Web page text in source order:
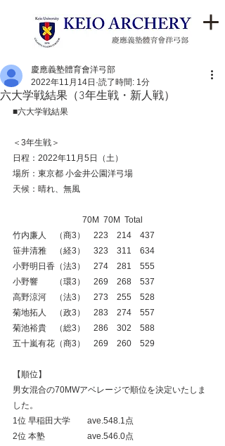
六大学戦結果（3年生戦・新人戦）
慶應義塾體育會洋弓部
2022年11月14日 読了時間: 1分
■六大学戦結果
＜3年生戦＞
日程：2022年11月5日（土）
場所：東京都 小金井公園洋弓場
天候：晴れ、無風
70M  70M  Total
竹内廉人　（商3）　223　214　437
笹井清雅　（経3）　323　311　634
小野明日香（法3）　274　281　555
小野響　　（環3）　269　268　537
高野涼河　（法3）　273　255　528
菊地拓人　（政3）　283　274　557
菊池裕貴　（総3）　286　302　588
五十嵐有花（商3）　269　260　529
【順位】
男女混合の70MWアベレージで順位を決定いたしま
した。
1位 早稲田大学　　ave.548.1点
2位 本塾　　　　　ave.546.0点